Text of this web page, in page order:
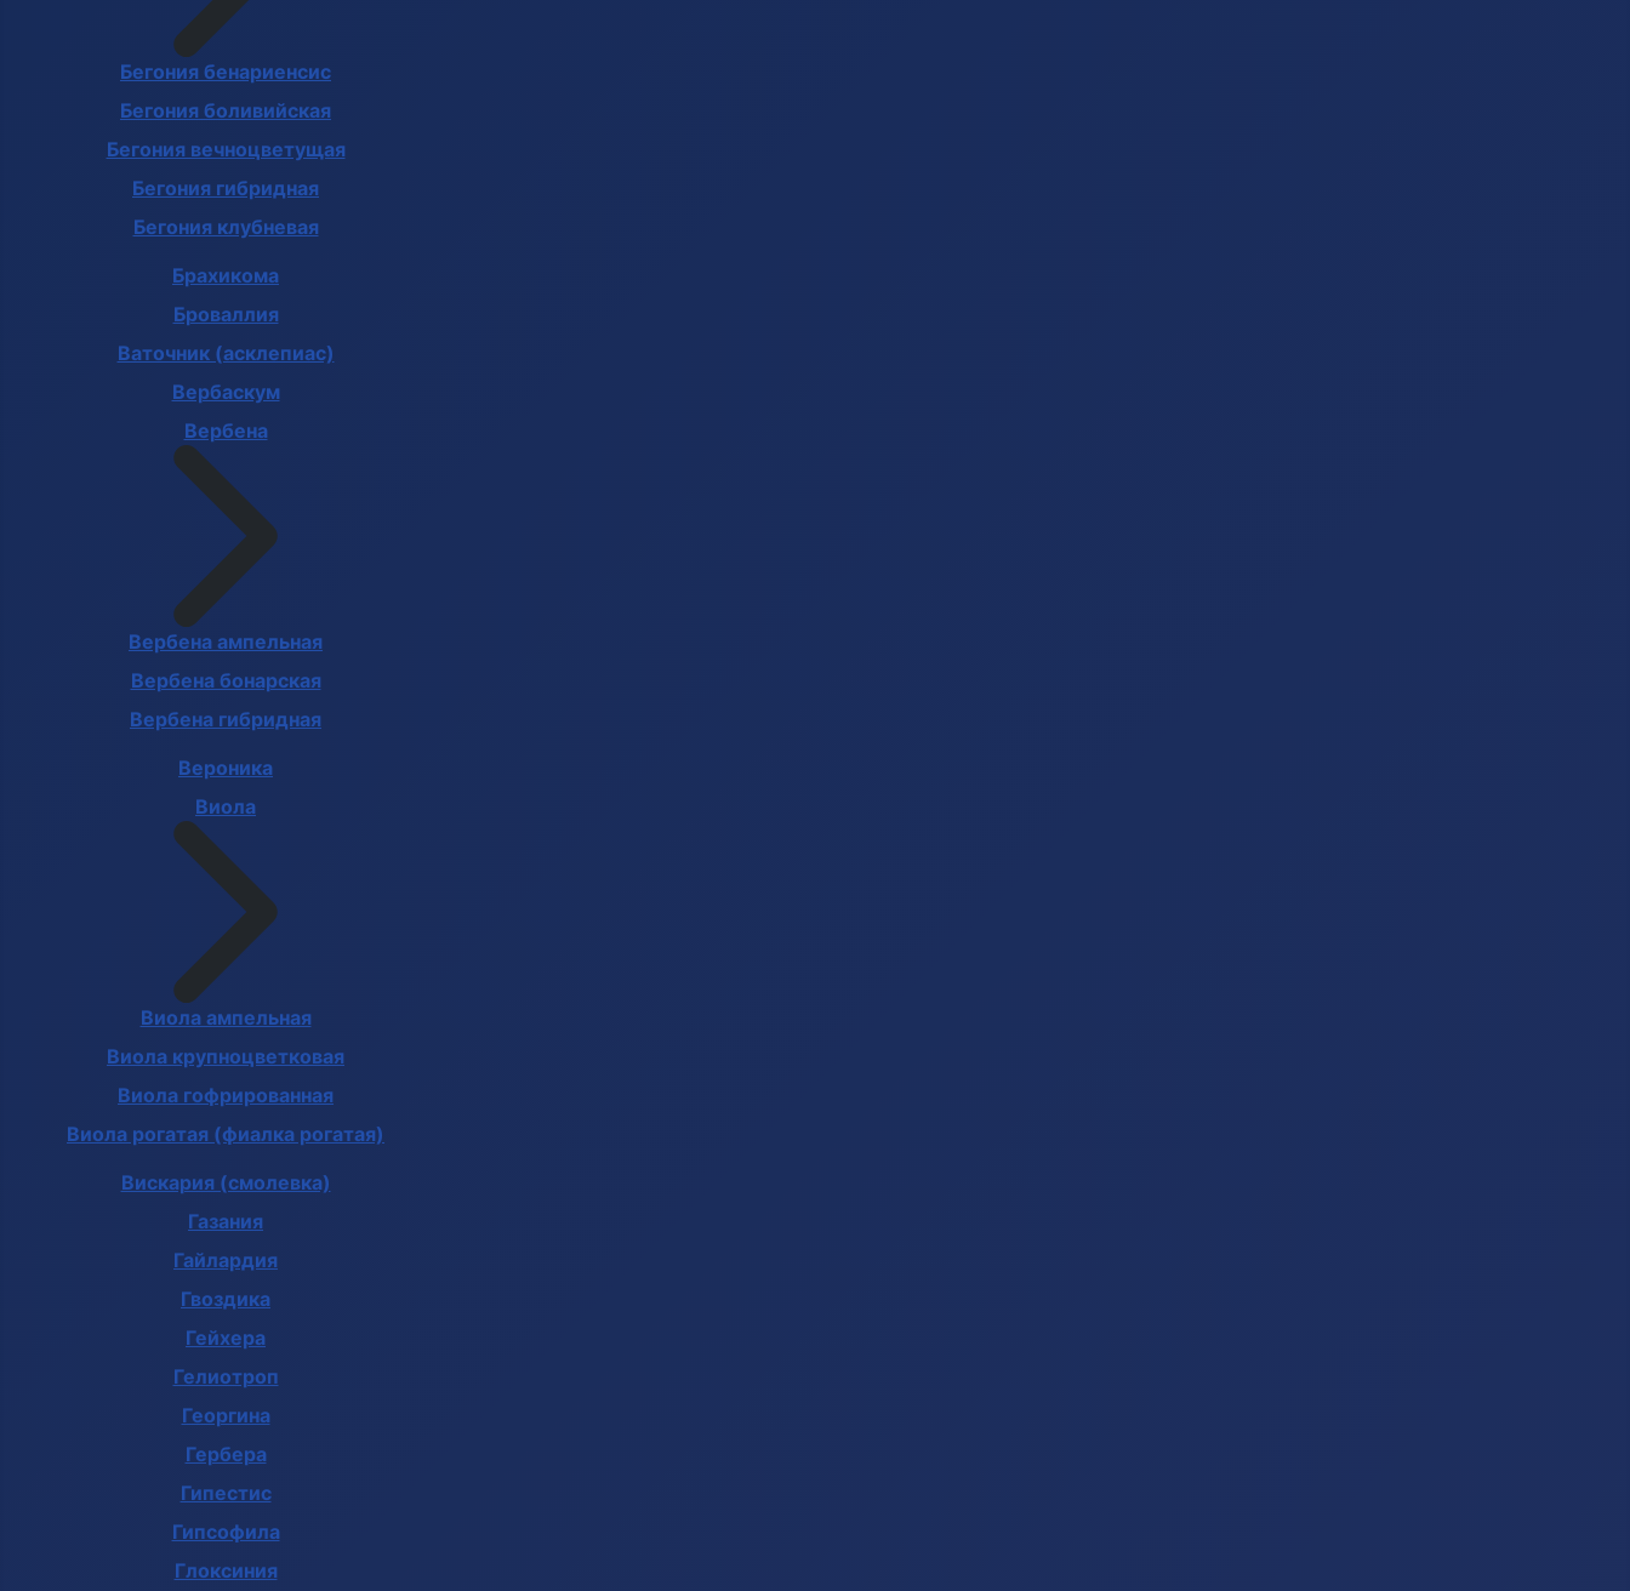
Бегония бенариенсис
Бегония боливийская
Бегония вечноцветущая
Бегония гибридная
Бегония клубневая
Брахикома
Броваллия
Ваточник (асклепиас)
Вербаскум
Вербена
Вербена ампельная
Вербена бонарская
Вербена гибридная
Вероника
Виола
Виола ампельная
Виола крупноцветковая
Виола гофрированная
Виола рогатая (фиалка рогатая)
Вискария (смолевка)
Газания
Гайлардия
Гвоздика
Гейхера
Гелиотроп
Георгина
Гербера
Гипестис
Гипсофила
Глоксиния